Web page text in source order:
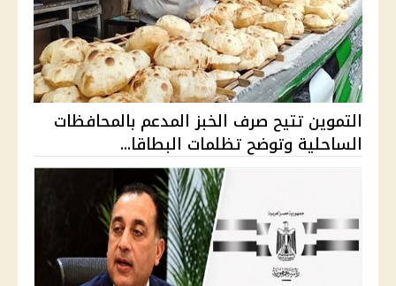
التموين تتيح صرف الخبز المدعم بالمحافظات
الساحلية وتوضح تظلمات البطاقا...